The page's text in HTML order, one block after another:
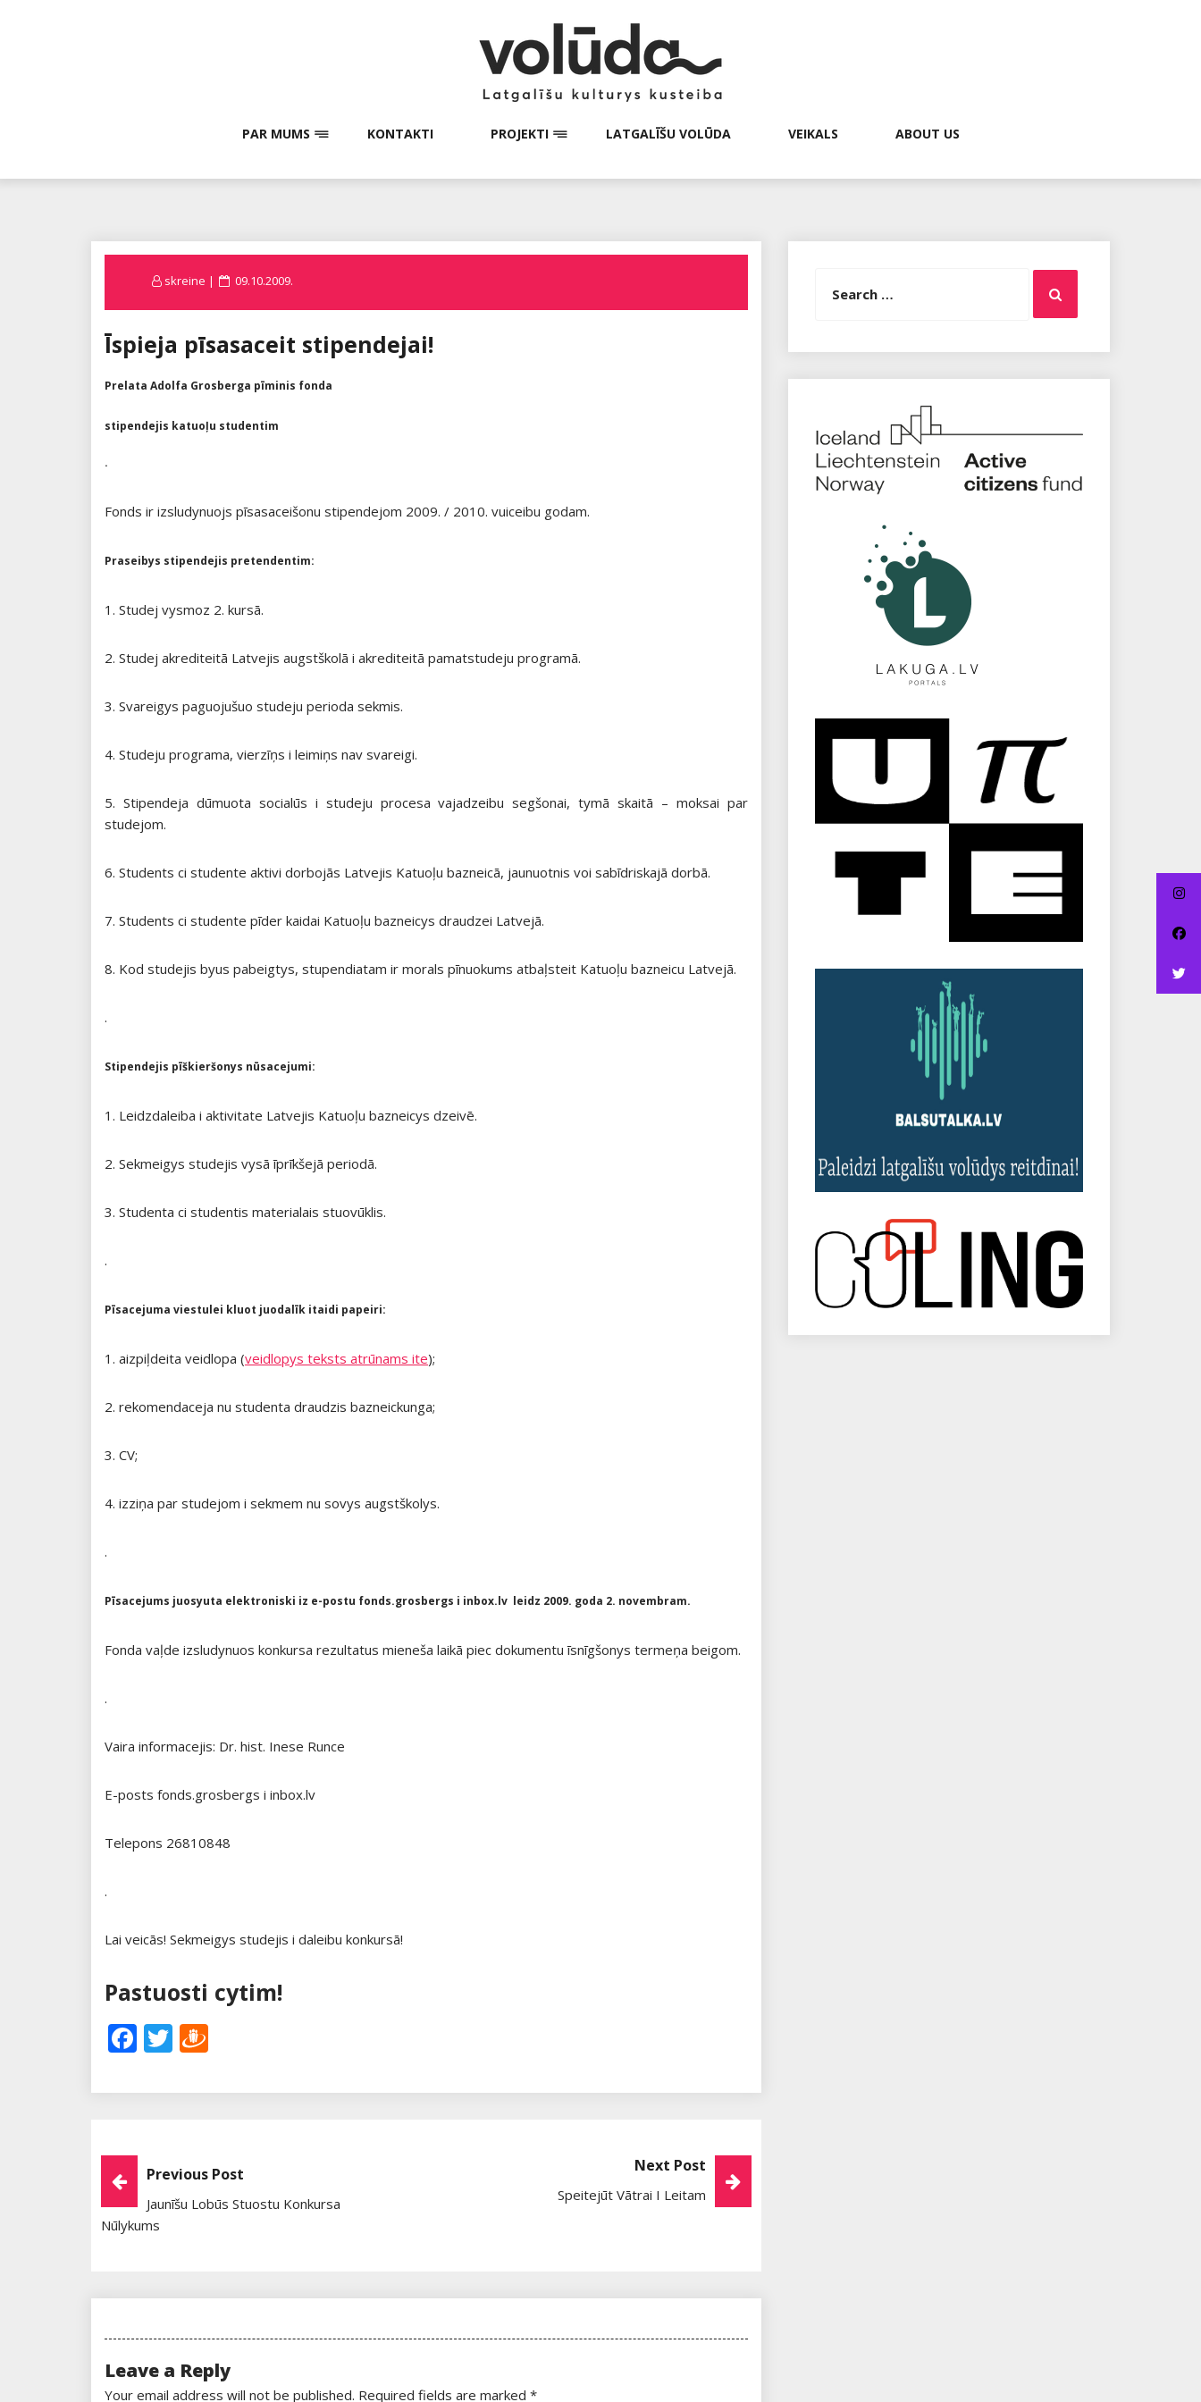
PAR MUMS KONTAKTI PROJEKTI LATGALĪŠU VOLŪDA VEIKALS ABOUT US
skreine
Posted
09.10.2009.
Īspieja pīsasaceit stipendejai!
Prelata Adolfa Grosberga pīminis fonda
stipendejis katuoļu studentim
.
Fonds ir izsludynuojs pīsasaceišonu stipendejom 2009. / 2010. vuiceibu godam.
Praseibys stipendejis pretendentim:
1. Studej vysmoz 2. kursā.
2. Studej akrediteitā Latvejis augstškolā i akrediteitā pamatstudeju programā.
3. Svareigys paguojušuo studeju perioda sekmis.
4. Studeju programa, vierzīņs i leimiņs nav svareigi.
5. Stipendeja dūmuota socialūs i studeju procesa vajadzeibu segšonai, tymā skaitā – moksai par
studejom.
6. Students ci studente aktivi dorbojās Latvejis Katuoļu bazneicā, jaunuotnis voi sabīdriskajā dorbā.
7. Students ci studente pīder kaidai Katuoļu bazneicys draudzei Latvejā.
8. Kod studejis byus pabeigtys, stupendiatam ir morals pīnuokums atbaļsteit Katuoļu bazneicu Latvejā.
.
Stipendejis pīškieršonys nūsacejumi:
1. Leidzdaleiba i aktivitate Latvejis Katuoļu bazneicys dzeivē.
2. Sekmeigys studejis vysā īprīkšejā periodā.
3. Studenta ci studentis materialais stuovūklis.
.
Pīsacejuma viestulei kluot juodalīk itaidi papeiri:
1. aizpiļdeita veidlopa (veidlopys teksts atrūnams ite);
2. rekomendaceja nu studenta draudzis bazneickunga;
3. CV;
4. izziņa par studejom i sekmem nu sovys augstškolys.
.
Pīsacejums juosyuta elektroniski iz e-postu fonds.grosbergs i inbox.lv leidz 2009. goda 2. novembram.
Fonda vaļde izsludynuos konkursa rezultatus mieneša laikā piec dokumentu īsnīgšonys termeņa beigom.
.
Vaira informacejis: Dr. hist. Inese Runce
E-posts fonds.grosbergs i inbox.lv
Telepons 26810848
.
Lai veicās! Sekmeigys studejis i daleibu konkursā!
Pastuosti cytim!
Facebook
Twitter
Post
Navigation
Previous Post
Jaunīšu Lobūs Stuostu Konkursa
Nūlykums
Next Post
Speitejūt Vātrai I Leitam
Leave a Reply
Your email address will not be published. Required fields are marked *
for:
Search